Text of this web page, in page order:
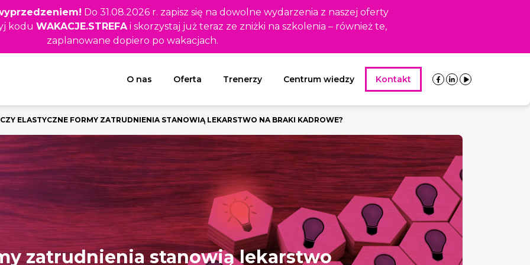
Do 31.08.2026 r. zapisz się na dowolne wydarzenia z naszej oferty
kodu WAKACJE.STREFAi skorzystaj już teraz ze zniżki na szkolenia – również te,
zaplanowane dopiero po wakacjach.
O nas Oferta Trenerzy Centrum wiedzy Kontakt
CZY ELASTYCZNE FORMY ZATRUDNIENIA STANOWIĄ LEKARSTWO NA BRAKI KADROWE?
zatrudnienia stanowią lekarstwo